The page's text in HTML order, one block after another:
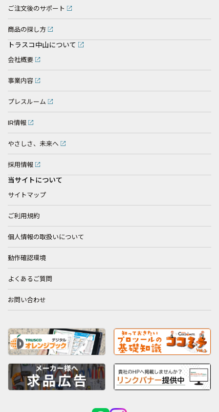
ご注文後のサポート
商品の探し方
トラスコ中山について
会社概要
事業内容
プレスルーム
IR情報
やさしさ、未来へ
採用情報
当サイトについて
サイトマップ
ご利用規約
個人情報の取扱いについて
動作確認環境
よくあるご質問
お問い合わせ